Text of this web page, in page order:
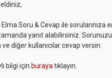
Soru & Cevap ile sorularınıza
yanıt alabilirsiniz. Sorunuzu
diğer kullanıcılar cevap versin.
bilgi için buraya tıklayın.